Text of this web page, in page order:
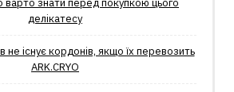
варто знати перед покупкою цього
делікатесу
не існує кордонів, якщо їх перевозить
ARK.CRYO